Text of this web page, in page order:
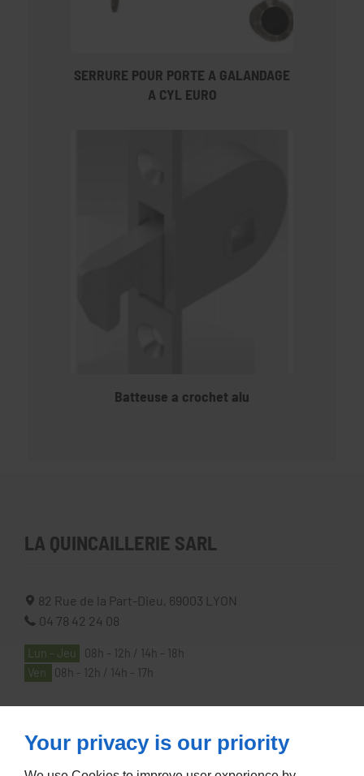
SERRURE POUR PORTE A GALANDAGE
A CYL EURO
Batteuse a crochet alu
LA QUINCAILLERIE SARL
82 Rue de la Part-Dieu, 69003
LYON
04 78 42 24 08
Lun - Jeu
08h - 12h / 14h - 18h
Ven
08h - 12h / 14h - 17h
À PROPOS
Your privacy is our priority